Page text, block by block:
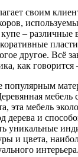
своим
– различные
другое. Всё
как
популярным
мебель
эта мебель
дерева и
уникальные
и цвета,
интерьера.